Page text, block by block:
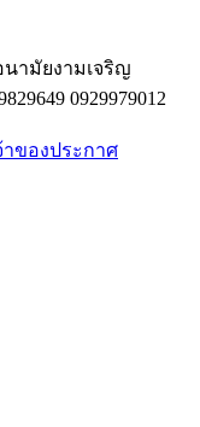
ามัยงามเจริญ
0929979012
าของประกาศ